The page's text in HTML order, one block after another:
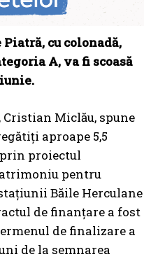
cu colonadă,
A, va fi scoasă
Miclău, spune
aproape 5,5
proiectul
pentru
Băile Herculane
de finanţare a fost
de finalizare a
de la semnarea